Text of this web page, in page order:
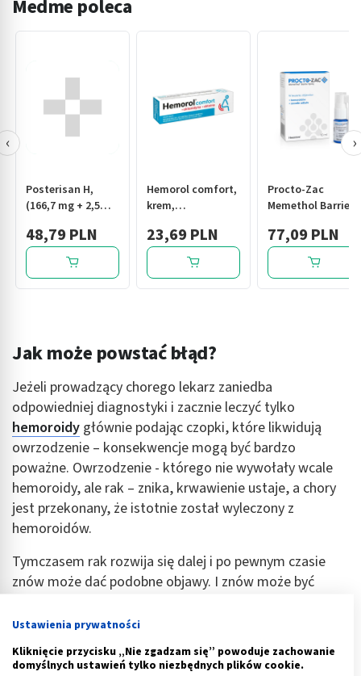
Medme poleca
Posterisan H,
(166,7 mg + 2,5
48,79 PLN
Hemorol comfort,
krem,
pielegnacji
odbytu, 35 g
23,69 PLN
Procto-Zac
Memethol Barrier
hemoroidy i
szczeliny odbytu,
10 ml
77,09 PLN
‹ ›
Jak może powstać błąd?
Jeżeli prowadzący chorego lekarz zaniedba
odpowiedniej diagnostyki i zacznie leczyć tylko
hemoroidy głównie podając czopki, które likwidują
owrzodzenie – konsekwencje mogą być bardzo
poważne. Owrzodzenie - którego nie wywołały wcale
hemoroidy, ale rak – znika, krwawienie ustaje, a chory
jest przekonany, że istotnie został wyleczony z
hemoroidów.
Tymczasem rak rozwija się dalej i po pewnym czasie
znów może dać podobne objawy. I znów może być
moment, kiedy rak jest już zaawansowany na tyle, że
czopki nie są już w stanie zniwelować przyczyny
krwawienia.
Ustawienia prywatności
Kliknięcie przycisku „Nie zgadzam się” powoduje zachowanie
domyślnych ustawień tylko niezbędnych plików cookie.